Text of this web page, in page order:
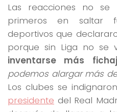
Las reacciones no
primeros en saltar
deportivos que
porque sin Liga no se
inventarse más
podemos alargar más
Los clubes se
presidente del Real